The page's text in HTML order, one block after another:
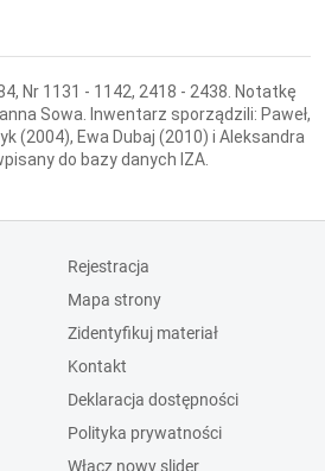
Nr 1131 - 1142, 2418 - 2438. Notatkę
Sowa. Inwentarz sporządzili: Paweł,
(2004), Ewa Dubaj (2010) i Aleksandra
do bazy danych IZA.
Rejestracja
Mapa strony
Zidentyfikuj materiał
Kontakt
Deklaracja dostępności
Polityka prywatności
Włącz nowy slider